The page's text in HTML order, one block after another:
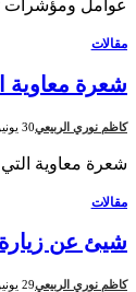
عوامل ومؤشرات
مقالات
شعرة معاوية
كاظم نوري الربيعي30 يونيو,2026
شعرة معاوية
مقالات
شيئ عن زيارة
كاظم نوري الربيعي29 يونيو,2026